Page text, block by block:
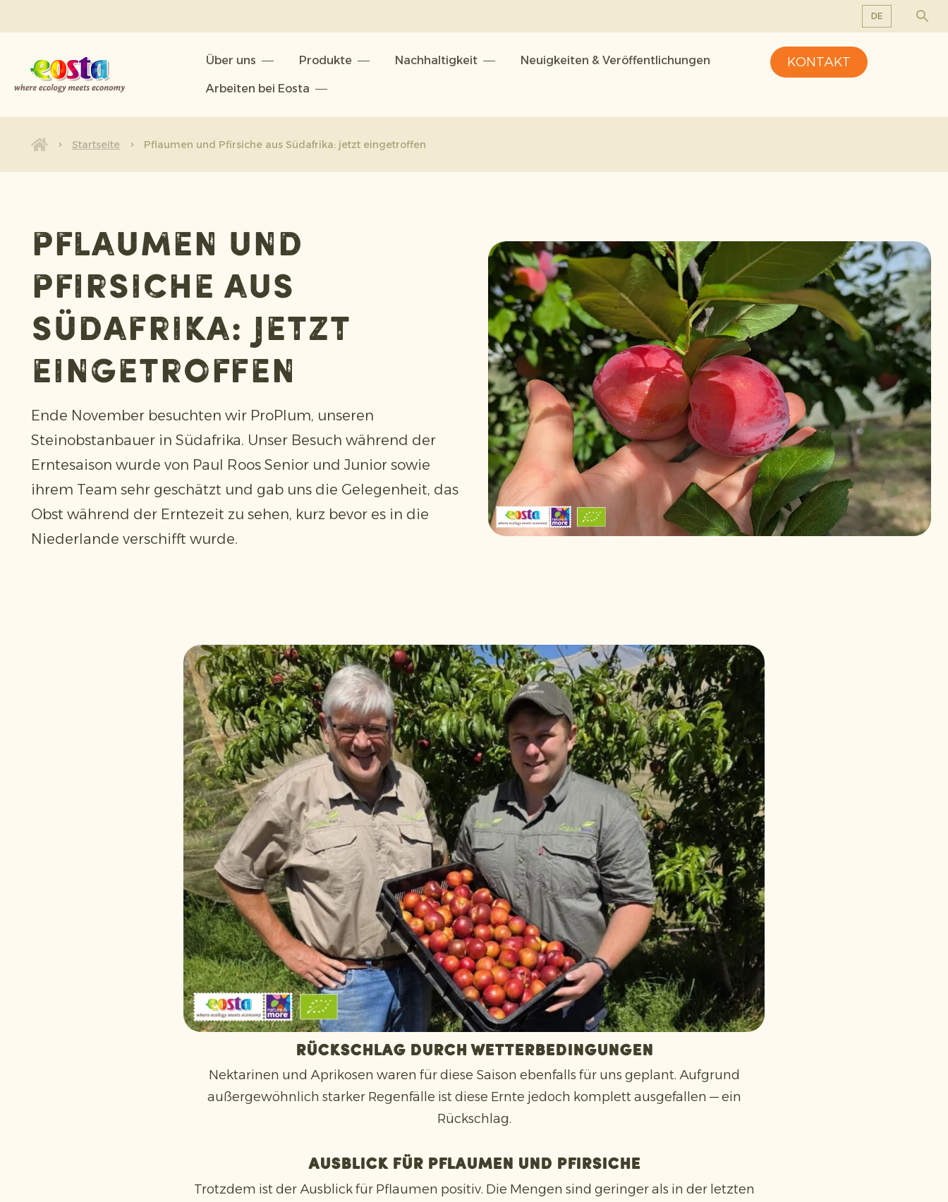
DE
NL
Über uns Produkte Nachhaltigkeit Neuigkeiten & Veröffentlichungen
Arbeiten bei Eosta
Über uns
Produkte
Neuigkeiten & Veröffentlichungen
KONTAKT
Startseite Pflaumen und Pfirsiche aus Südafrika: jetzt eingetroffen
Pflaumen und
Pfirsiche aus
Südafrika: jetzt
eingetroffen
Ende November besuchten wir ProPlum, unseren
Steinobstanbauer in Südafrika. Unser Besuch während der
Erntesaison wurde von Paul Roos Senior und Junior sowie
ihrem Team sehr geschätzt und gab uns die Gelegenheit, das
Obst während der Erntezeit zu sehen, kurz bevor es in die
Niederlande verschifft wurde.
Rückschlag durch Wetterbedingungen
Nektarinen und Aprikosen waren für diese Saison ebenfalls für uns geplant. Aufgrund
außergewöhnlich starker Regenfälle ist diese Ernte jedoch komplett ausgefallen — ein
Rückschlag.
Ausblick für Pflaumen und Pfirsiche
Trotzdem ist der Ausblick für Pflaumen positiv. Die Mengen sind geringer als in der letzten